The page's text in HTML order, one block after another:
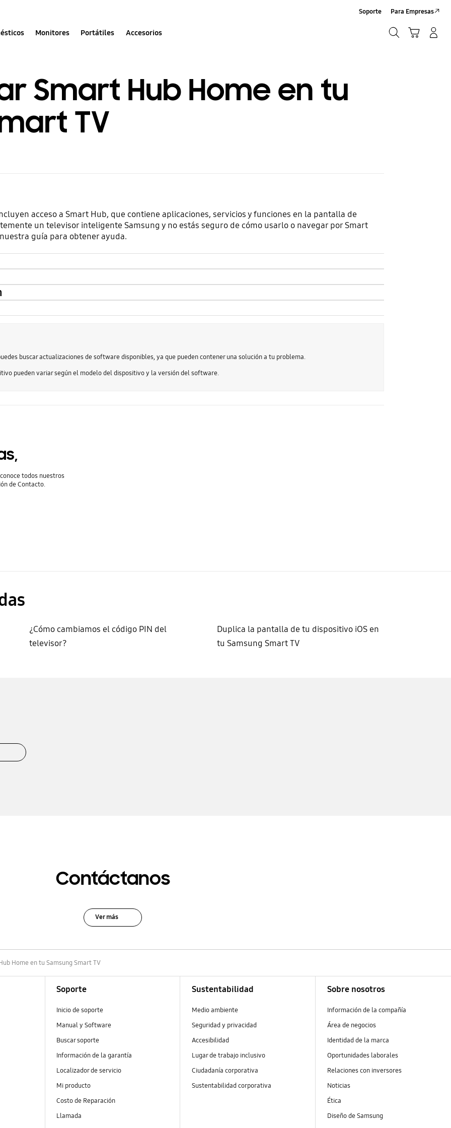
Monitores Portátiles Accesorios
Soporte Para Empresas
Smart Hub Home en tu
TV
acceso a Smart Hub, que contiene aplicaciones, servicios y funciones en la pantalla de
un televisor inteligente Samsung y no estás seguro de cómo usarlo o navegar por Smart
guía para obtener ayuda.
buscar actualizaciones de software disponibles, ya que pueden contener una solución a tu problema.
pueden variar según el modelo del dispositivo y la versión del software.
todos nuestros
de Contacto.
¿Cómo cambiamos el código PIN del
televisor?
Duplica la pantalla de tu dispositivo iOS en
tu Samsung Smart TV
Contáctanos
Ver más
Home en tu Samsung Smart TV
Soporte
Inicio de soporte
Manual y Software
Buscar soporte
Información de la garantía
Localizador de servicio
Mi producto
Costo de Reparación
Llamada
Sustentabilidad
Medio ambiente
Seguridad y privacidad
Accesibilidad
Lugar de trabajo inclusivo
Ciudadanía corporativa
Sustentabilidad corporativa
Sobre nosotros
Información de la compañía
Área de negocios
Identidad de la marca
Oportunidades laborales
Relaciones con inversores
Noticias
Ética
Diseño de Samsung